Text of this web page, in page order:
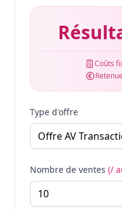
Coûts
Type d'offre
Nombre de ventes (/